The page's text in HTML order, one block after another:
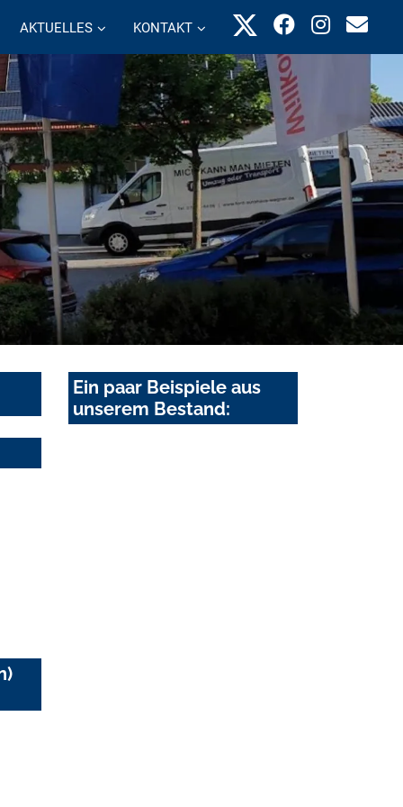
AKTUELLES KONTAKT
Ein paar Beispiele aus
unserem Bestand: